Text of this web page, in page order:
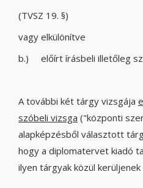
(TVSZ 19. §)
vagy elkülönítve
b.) előírt írásbeli illetőleg
A további két tárgy vizsgája
szóbeli vizsga ("központi
alapképzésből választott
hogy a diplomatervet kiadó
ilyen tárgyak közül kerüljenek